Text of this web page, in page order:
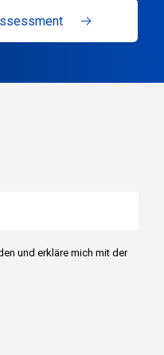
und erkläre mich mit der